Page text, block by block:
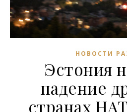
НОВОСТИ
Эстония
падение
странах